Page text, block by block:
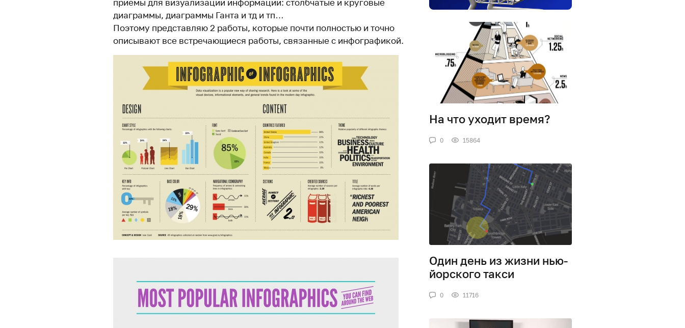
приемы для визуализации информации: столбчатые и круговые
диаграммы, диаграммы Ганта и тд и тп…
Поэтому представляю 2 работы, которые почти полностью и точно
описывают все встречающиеся работы, связанные с инфографикой.
На что уходит время?
0 15864
Один день из жизни нью-
йорского такси
0 11716